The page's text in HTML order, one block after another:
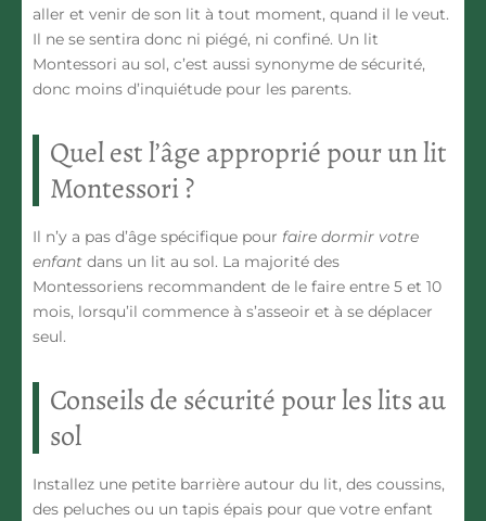
aller et venir de son lit à tout moment, quand il le veut.
Il ne se sentira donc ni piégé, ni confiné. Un lit
Montessori au sol, c’est aussi synonyme de sécurité,
donc moins d’inquiétude pour les parents.
Quel est l’âge approprié pour un lit
Montessori ?
Il n’y a pas d’âge spécifique pour faire dormir votre
enfant dans un lit au sol. La majorité des
Montessoriens recommandent de le faire entre 5 et 10
mois, lorsqu’il commence à s’asseoir et à se déplacer
seul.
Conseils de sécurité pour les lits au
sol
Installez une petite barrière autour du lit, des coussins,
des peluches ou un tapis épais pour que votre enfant